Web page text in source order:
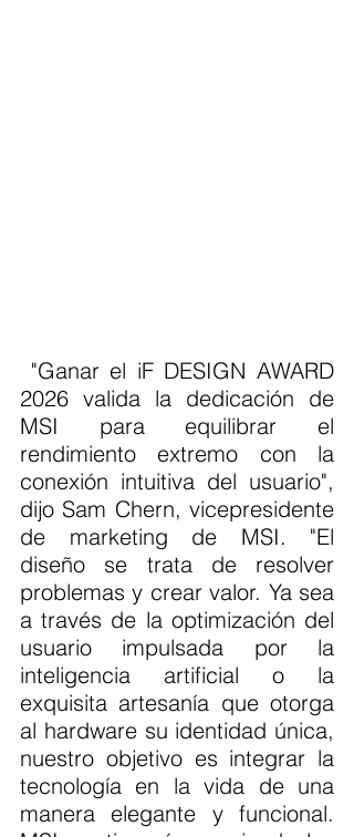
2026 valida la dedicación de
MSI para equilibrar el
rendimiento extremo con la
conexión intuitiva del usuario",
dijo Sam Chern, vicepresidente
de marketing de MSI. "El
diseño se trata de resolver
problemas y crear valor. Ya sea
a través de la optimización del
usuario impulsada por la
inteligencia artificial o la
exquisita artesanía que otorga
al hardware su identidad única,
nuestro objetivo es integrar la
tecnología en la vida de una
manera elegante y funcional.